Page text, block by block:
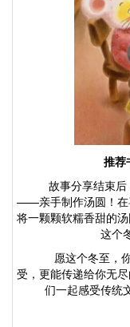
推荐
故事分享结束
——亲手制作汤圆！在
将一颗颗软糯香甜的
这个
愿这个冬至，
受，更能传递给你无
们一起感受传统